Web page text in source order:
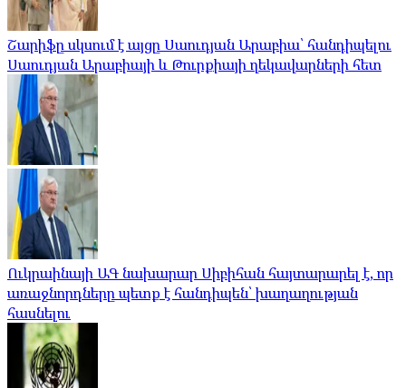
Շարիֆը սկսում է այցը Սաուդյան Արաբիա՝ հանդիպելու
Սաուդյան Արաբիայի և Թուրքիայի ղեկավարների հետ
Ուկրաինայի ԱԳ նախարար Սիբիհան հայտարարել է, որ
առաջնորդները պետք է հանդիպեն՝ խաղաղության
հասնելու